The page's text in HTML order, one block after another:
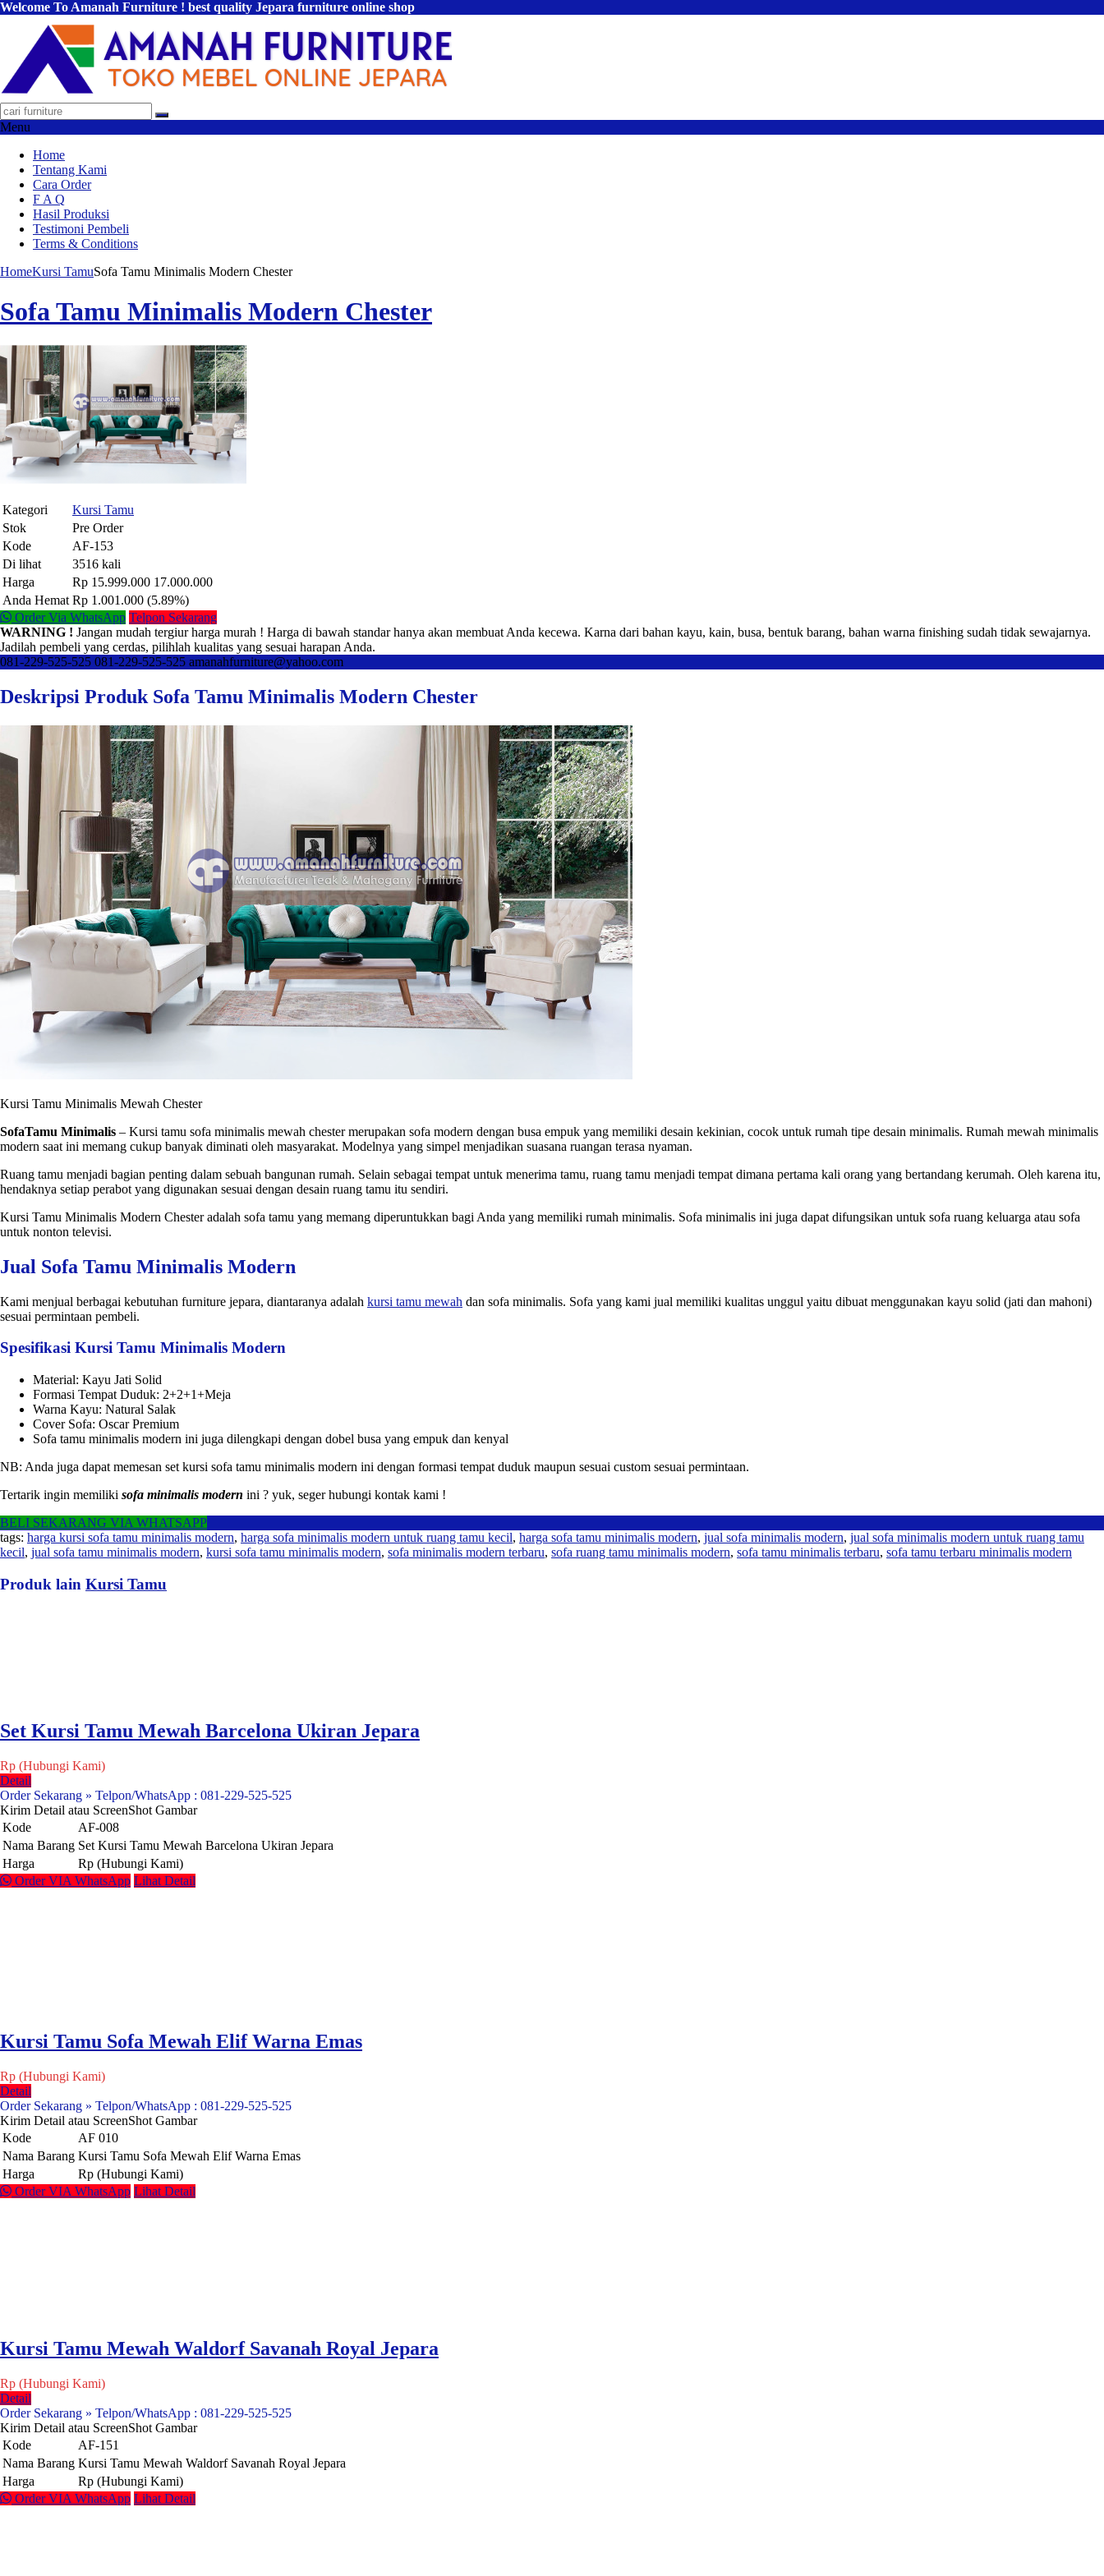
Welcome To Amanah Furniture ! best quality Jepara furniture online shop
Menu
Home
Tentang Kami
Cara Order
F A Q
Hasil Produksi
Testimoni Pembeli
Terms & Conditions
HomeKursi TamuSofa Tamu Minimalis Modern Chester
Sofa Tamu Minimalis Modern Chester
Kategori
Kursi Tamu
Stok
Pre Order
Kode
AF-153
Di lihat
3516 kali
Harga
Rp 15.999.000 17.000.000
Anda Hemat Rp 1.001.000 (5.89%)
Order Via WhatsApp Telpon Sekarang
WARNING ! Jangan mudah tergiur harga murah ! Harga di bawah standar hanya akan membuat Anda kecewa. Karna dari bahan kayu, kain, busa, bentuk barang, bahan warna finishing sudah tidak sewajarnya.
Jadilah pembeli yang cerdas, pilihlah kualitas yang sesuai harapan Anda.
081-229-525-525 081-229-525-525 amanahfurniture@yahoo.com
Deskripsi Produk Sofa Tamu Minimalis Modern Chester
Kursi Tamu Minimalis Mewah Chester
SofaTamu Minimalis – Kursi tamu sofa minimalis mewah chester merupakan sofa modern dengan busa empuk yang memiliki desain kekinian, cocok untuk rumah tipe desain minimalis. Rumah mewah minimalis
modern saat ini memang cukup banyak diminati oleh masyarakat. Modelnya yang simpel menjadikan suasana ruangan terasa nyaman.
Ruang tamu menjadi bagian penting dalam sebuah bangunan rumah. Selain sebagai tempat untuk menerima tamu, ruang tamu menjadi tempat dimana pertama kali orang yang bertandang kerumah. Oleh karena itu,
hendaknya setiap perabot yang digunakan sesuai dengan desain ruang tamu itu sendiri.
Kursi Tamu Minimalis Modern Chester adalah sofa tamu yang memang diperuntukkan bagi Anda yang memiliki rumah minimalis. Sofa minimalis ini juga dapat difungsikan untuk sofa ruang keluarga atau sofa
untuk nonton televisi.
Jual Sofa Tamu Minimalis Modern
Kami menjual berbagai kebutuhan furniture jepara, diantaranya adalah kursi tamu mewah dan sofa minimalis. Sofa yang kami jual memiliki kualitas unggul yaitu dibuat menggunakan kayu solid (jati dan mahoni)
sesuai permintaan pembeli.
Spesifikasi Kursi Tamu Minimalis Modern
Material: Kayu Jati Solid
Formasi Tempat Duduk: 2+2+1+Meja
Warna Kayu: Natural Salak
Cover Sofa: Oscar Premium
Sofa tamu minimalis modern ini juga dilengkapi dengan dobel busa yang empuk dan kenyal
NB: Anda juga dapat memesan set kursi sofa tamu minimalis modern ini dengan formasi tempat duduk maupun sesuai custom sesuai permintaan.
Tertarik ingin memiliki sofa minimalis modern ini ? yuk, seger hubungi kontak kami !
BELI SEKARANG VIA WHATSAPP
tags: harga kursi sofa tamu minimalis modern, harga sofa minimalis modern untuk ruang tamu kecil, harga sofa tamu minimalis modern, jual sofa minimalis modern, jual sofa minimalis modern untuk ruang tamu
kecil, jual sofa tamu minimalis modern, kursi sofa tamu minimalis modern, sofa minimalis modern terbaru, sofa ruang tamu minimalis modern, sofa tamu minimalis terbaru, sofa tamu terbaru minimalis modern
Produk lain Kursi Tamu
Set Kursi Tamu Mewah Barcelona Ukiran Jepara
Rp (Hubungi Kami)
Detail
Order Sekarang » Telpon/WhatsApp : 081-229-525-525
Kirim Detail atau ScreenShot Gambar
Kode
AF-008
Nama Barang Set Kursi Tamu Mewah Barcelona Ukiran Jepara
Harga
Rp (Hubungi Kami)
Order VIA WhatsApp Lihat Detail
Kursi Tamu Sofa Mewah Elif Warna Emas
Rp (Hubungi Kami)
Detail
Order Sekarang » Telpon/WhatsApp : 081-229-525-525
Kirim Detail atau ScreenShot Gambar
Kode
AF 010
Nama Barang Kursi Tamu Sofa Mewah Elif Warna Emas
Harga
Rp (Hubungi Kami)
Order VIA WhatsApp Lihat Detail
Kursi Tamu Mewah Waldorf Savanah Royal Jepara
Rp (Hubungi Kami)
Detail
Order Sekarang » Telpon/WhatsApp : 081-229-525-525
Kirim Detail atau ScreenShot Gambar
Kode
AF-151
Nama Barang Kursi Tamu Mewah Waldorf Savanah Royal Jepara
Harga
Rp (Hubungi Kami)
Order VIA WhatsApp Lihat Detail